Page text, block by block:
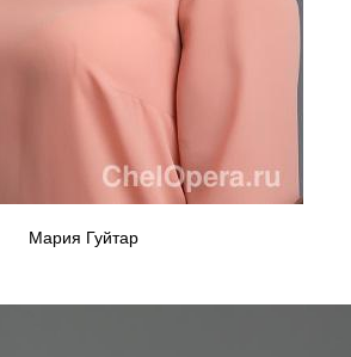
Мария Гуйтар